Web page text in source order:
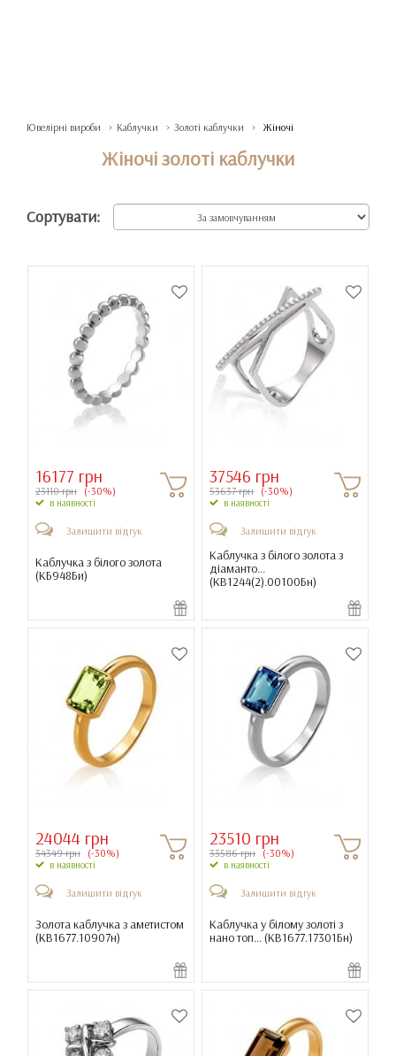
Ювелірні вироби Каблучки Золоті каблучки Жіночі
Жіночі золоті каблучки
Сортувати:
16177 грн
23110 грн (-30%)
в наявності
Залишити відгук
Каблучка з білого золота
(КБ948Би)
37546 грн
53637 грн (-30%)
в наявності
Залишити відгук
Каблучка з білого золота з
діаманто...
(КВ1244(2).00100Бн)
24044 грн
34349 грн (-30%)
в наявності
Залишити відгук
Золота каблучка з аметистом
(КВ1677.10907н)
23510 грн
33586 грн (-30%)
в наявності
Залишити відгук
Каблучка у білому золоті з
нано топ... (КВ1677.17301Бн)